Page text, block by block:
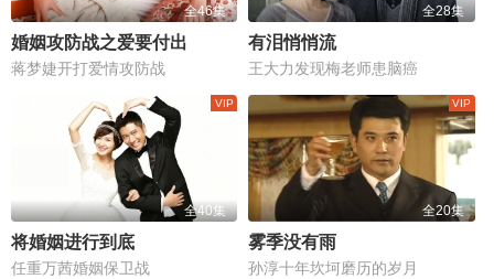
全46集
婚姻攻防战之爱要付出
蒋梦婕开打爱情攻防战
全28集
有泪悄悄流
王大力发现梅老师患脑癌
全40集
将婚姻进行到底
任重万茜婚姻保卫战
全20集
雾季没有雨
孙淳十年坎坷磨历的岁月